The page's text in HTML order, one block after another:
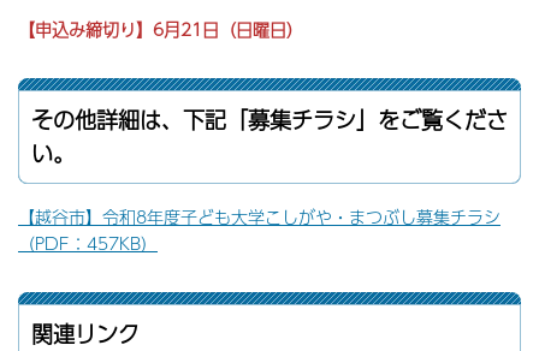
【申込み締切り】6月21日（日曜日）
その他詳細は、下記「募集チラシ」をご覧くださ
い。
【越谷市】令和8年度子ども大学こしがや・まつぶし募集チラシ
（PDF：457KB）
関連リンク